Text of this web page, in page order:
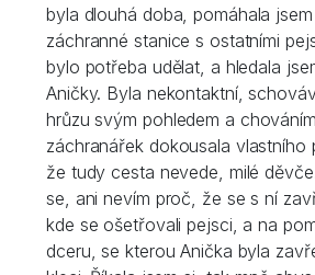
byla dlouhá doba, pomáhala
záchranné stanice s ostatními
bylo potřeba udělat, a hledala
Aničky. Byla nekontaktní,
hrůzu svým pohledem a
záchranářek dokousala vlastního
že tudy cesta nevede, milé
se, ani nevím proč, že se s ní
kde se ošetřovali pejsci, a na
dceru, se kterou Anička byla